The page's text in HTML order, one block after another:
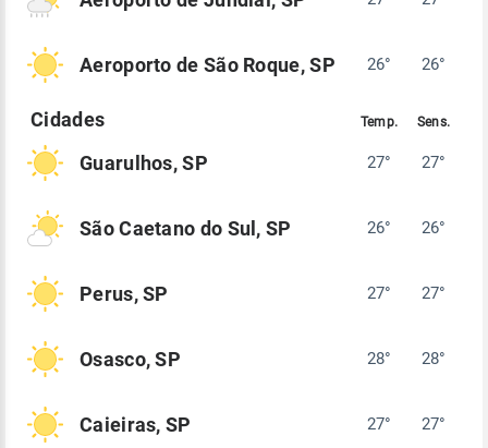
Aeroporto de São Roque, SP 26° 26°
Guarulhos, SP 27° 27°
São Caetano do Sul, SP 26° 26°
Perus, SP 27° 27°
Osasco, SP 28° 28°
Caieiras, SP 27° 27°